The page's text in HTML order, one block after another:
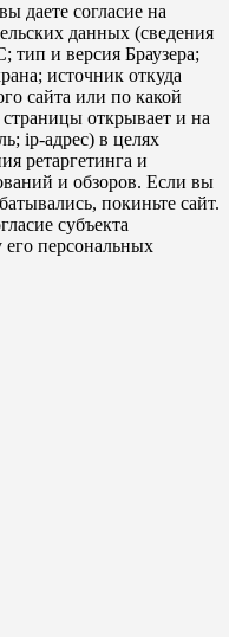
даете согласие на
данных (сведения
и версия Браузера;
источник откуда
сайта или по какой
открывает и на
ip-адрес) в целях
ретаргетинга и
и обзоров. Если вы
покиньте сайт.
субъекта
персональных